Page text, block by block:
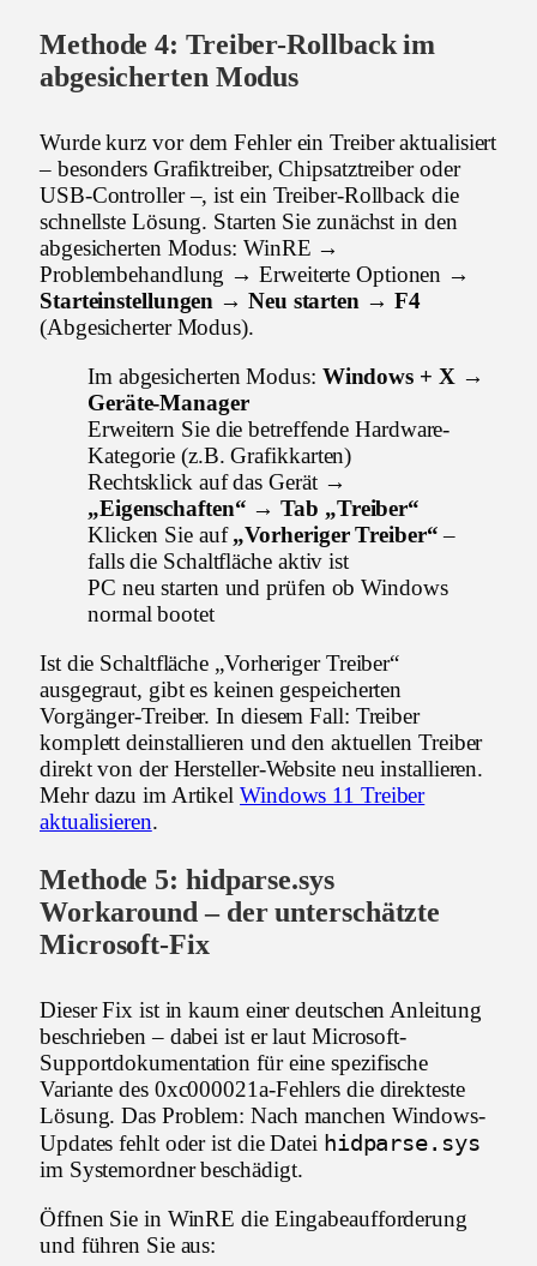
Methode 4: Treiber-Rollback im
abgesicherten Modus
Wurde kurz vor dem Fehler ein Treiber aktualisiert
– besonders Grafiktreiber, Chipsatztreiber oder
USB-Controller –, ist ein Treiber-Rollback die
schnellste Lösung. Starten Sie zunächst in den
abgesicherten Modus: WinRE →
Problembehandlung → Erweiterte Optionen →
Starteinstellungen → Neu starten → F4
(Abgesicherter Modus).
Im abgesicherten Modus: Windows + X →
Geräte-Manager
Erweitern Sie die betreffende Hardware-
Kategorie (z.B. Grafikkarten)
Rechtsklick auf das Gerät →
„Eigenschaften“ → Tab „Treiber“
Klicken Sie auf„Vorheriger Treiber“–
falls die Schaltfläche aktiv ist
PC neu starten und prüfen ob Windows
normal bootet
Ist die Schaltfläche „Vorheriger Treiber“
ausgegraut, gibt es keinen gespeicherten
Vorgänger-Treiber. In diesem Fall: Treiber
komplett deinstallieren und den aktuellen Treiber
direkt von der Hersteller-Website neu installieren.
Mehr dazu im ArtikelWindows 11 Treiber
aktualisieren.
Methode 5: hidparse.sys
Workaround – der unterschätzte
Microsoft-Fix
Dieser Fix ist in kaum einer deutschen Anleitung
beschrieben – dabei ist er laut Microsoft-
Supportdokumentation für eine spezifische
Variante des 0xc000021a-Fehlers die direkteste
Lösung. Das Problem: Nach manchen Windows-
Updates fehlt oder ist die Datei hidparse.sys
im Systemordner beschädigt.
Öffnen Sie in WinRE die Eingabeaufforderung
und führen Sie aus: